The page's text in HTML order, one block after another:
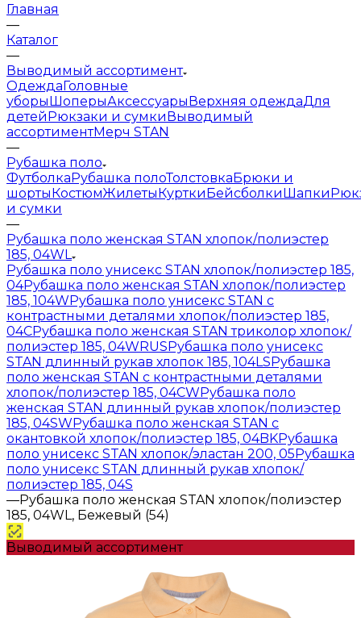
Главная
—
Каталог
—
Выводимый ассортимент
ОдеждаГоловные
уборыШоперыАксессуарыВерхняя одеждаДля
детейРюкзаки и сумкиВыводимый
ассортиментМерч STAN
—
Рубашка поло
ФутболкаРубашка полоТолстовкаБрюки и
шортыКостюмЖилетыКурткиБейсболкиШапки
и сумки
—
Рубашка поло женская STAN хлопок/полиэстер
185, 04WL
Рубашка поло унисекс STAN хлопок/полиэстер 185,
04Рубашка поло женская STAN хлопок/полиэстер
185, 104WРубашка поло унисекс STAN с
контрастными деталями хлопок/полиэстер 185,
04СРубашка поло женская STAN триколор хлопок/
полиэстер 185, 04WRUSРубашка поло унисекс
STAN длинный рукав хлопок 185, 104LSРубашка
поло женская STAN с контрастными деталями
хлопок/полиэстер 185, 04CWРубашка поло
женская STAN длинный рукав хлопок/полиэстер
185, 04SWРубашка поло женская STAN с
окантовкой хлопок/полиэстер 185, 04BKРубашка
поло унисекс STAN хлопок/эластан 200, 05Рубашка
поло унисекс STAN длинный рукав хлопок/
полиэстер 185, 04S
—Рубашка поло женская STAN хлопок/полиэстер
185, 04WL, Бежевый (54)
Выводимый ассортимент